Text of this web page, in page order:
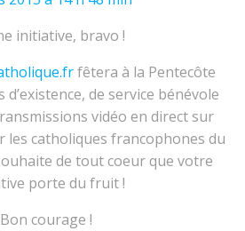
initiative, bravo !
fêtera à la Pentecôte
de service bénévole
vidéo en direct sur
catholiques francophones du
de tout coeur que votre
porte du fruit !
Bon courage !